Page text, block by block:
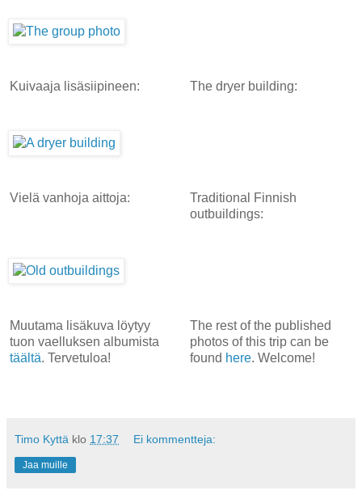
Kuivaaja lisäsiipineen: The dryer building:
Vielä vanhoja aittoja:
Traditional Finnish
outbuildings:
Muutama lisäkuva löytyy
tuon vaelluksen albumista
täältä. Tervetuloa!
The rest of the published
photos of this trip can be
found here. Welcome!
Timo Kyttä klo 17:37 Ei kommentteja:
Jaa muille